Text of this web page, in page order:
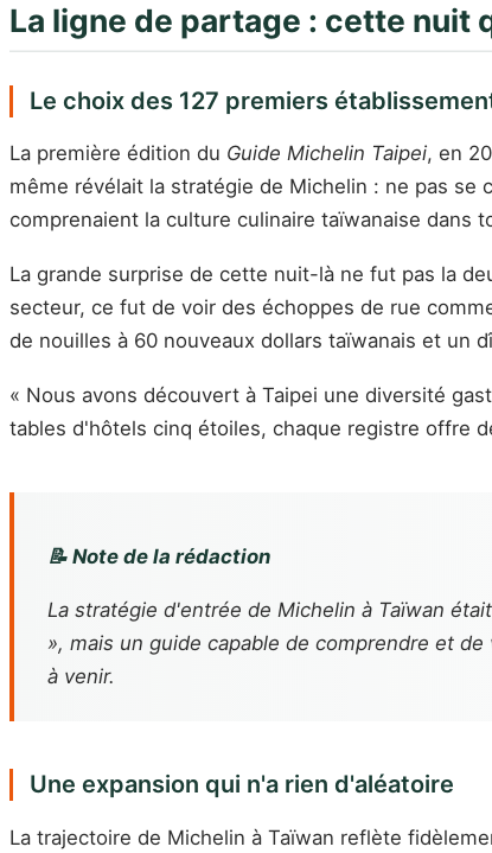
La ligne de partage : cette nuit
Le choix des 127 premiers
La première édition du Guide Michelin Taipei, en
même révélait la stratégie de Michelin : ne pas
comprenaient la culture culinaire taïwanaise dans
La grande surprise de cette nuit-là ne fut pas la
secteur, ce fut de voir des échoppes de rue
de nouilles à 60 nouveaux dollars taïwanais et un
« Nous avons découvert à Taipei une diversité
tables d'hôtels cinq étoiles, chaque registre offre
📝 Note de la rédaction
La stratégie d'entrée de Michelin à Taïwan
», mais un guide capable de comprendre et
à venir.
Une expansion qui n'a rien d'aléatoire
La trajectoire de Michelin à Taïwan reflète